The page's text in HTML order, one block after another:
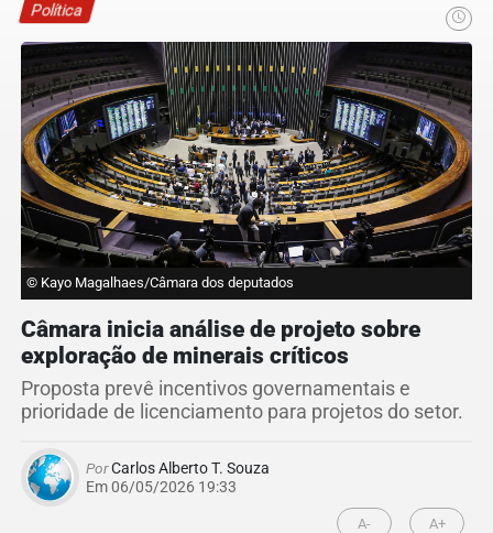
Política
© Kayo Magalhaes/Câmara dos deputados
Câmara inicia análise de projeto sobre
exploração de minerais críticos
Proposta prevê incentivos governamentais e
prioridade de licenciamento para projetos do setor.
PorCarlos Alberto T. Souza
Em 06/05/2026 19:33
A- A+